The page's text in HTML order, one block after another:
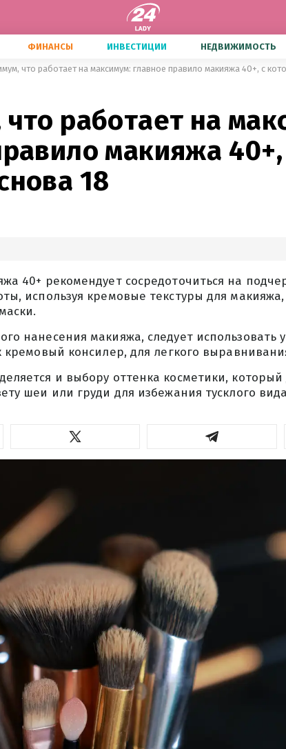
ФИНАНСЫ ИНВЕСТИЦИИ НЕДВИЖИМОСТЬ
что работает на максимум: главное правило макияжа 40+, с
работает на
макияжа 40+,
18
40+ рекомендует сосредоточиться на
используя кремовые текстуры для
нанесения макияжа, следует использовать
кремовый консилер, для легкого
и выбору оттенка косметики,
шеи или груди для избежания тусклого